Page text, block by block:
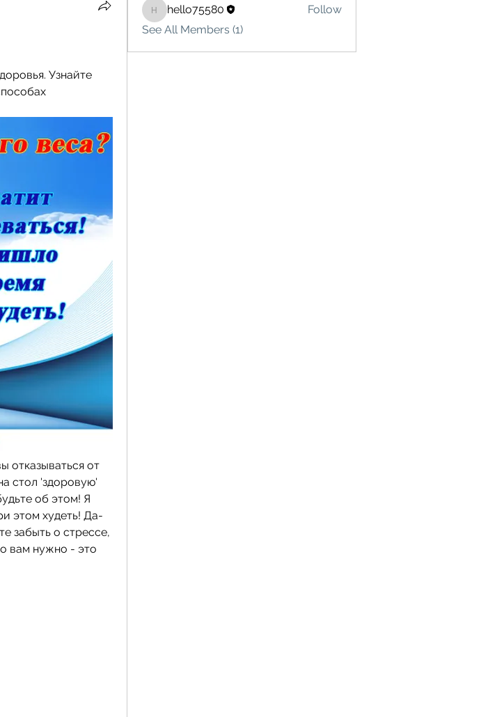
Узнайте
отказываться от
стол 'здоровую'
об этом! Я
этом худеть! Да-
забыть о стрессе,
вам нужно - это
hello75580
hello75580
Follow
See All Members (1)